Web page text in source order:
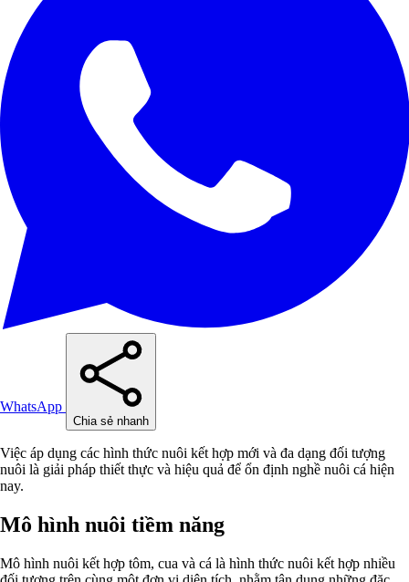
WhatsApp
Chia sẻ nhanh
Việc áp dụng các hình thức nuôi kết hợp mới và đa dạng đối tượng
nuôi là giải pháp thiết thực và hiệu quả để ổn định nghề nuôi cá hiện
nay.
Mô hình nuôi tiềm năng
Mô hình nuôi kết hợp tôm, cua và cá là hình thức nuôi kết hợp nhiều